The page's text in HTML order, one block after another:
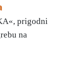
prigodni
na